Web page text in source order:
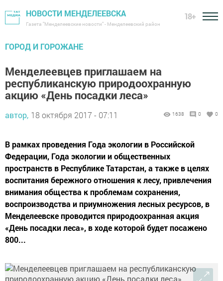
НОВОСТИ МЕНДЕЛЕЕВСКА
Газета "Менделеевские новости" - Менделеевский район
18+
ГОРОД И ГОРОЖАНЕ
Менделеевцев приглашаем на
республиканскую природоохранную
акцию «День посадки леса»
автор, 18 октября 2017 - 07:11 1638 0 0
В рамках проведения Года экологии в Российской
Федерации, Года экологии и общественных
пространств в Республике Татарстан, а также в целях
воспитания бережного отношения к лесу, привлечения
внимания общества к проблемам сохранения,
воспроизводства и приумножения лесных ресурсов, в
Менделеевске проводится природоохранная акция
«День посадки леса», в ходе которой будет посажено
800...